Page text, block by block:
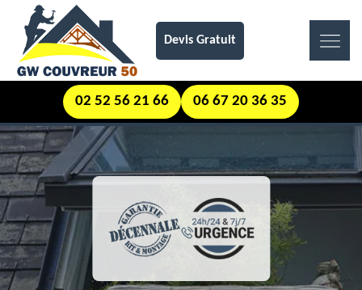
Devis Gratuit
02 52 56 21 66 06 67 20 36 35